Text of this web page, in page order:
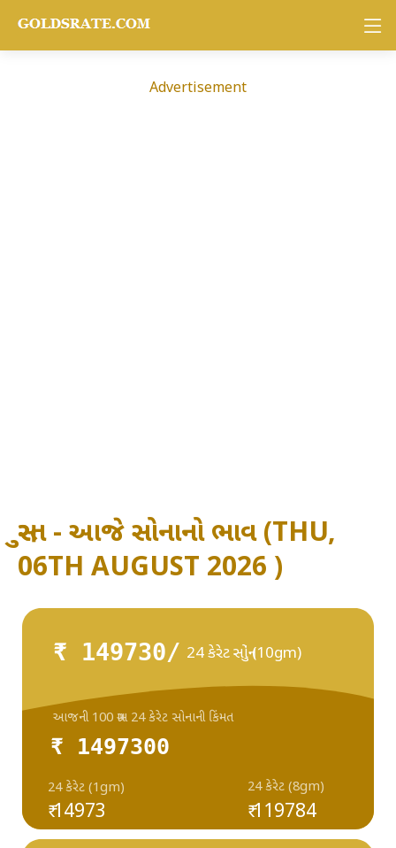
Advertisement
સુરત - આજે સોનાનો ભાવ (THU,
06TH AUGUST 2026 )
₹ 149730/ 24 કેરેટ સોનું (10gm)
₹ 1497300
₹ 14973
24 કેરેટ (1gm) 24 કેરેટ (8gm)
આજની 100 ગ્રામ 24 કેરેટ સોનાની કિંમત
₹ 119784